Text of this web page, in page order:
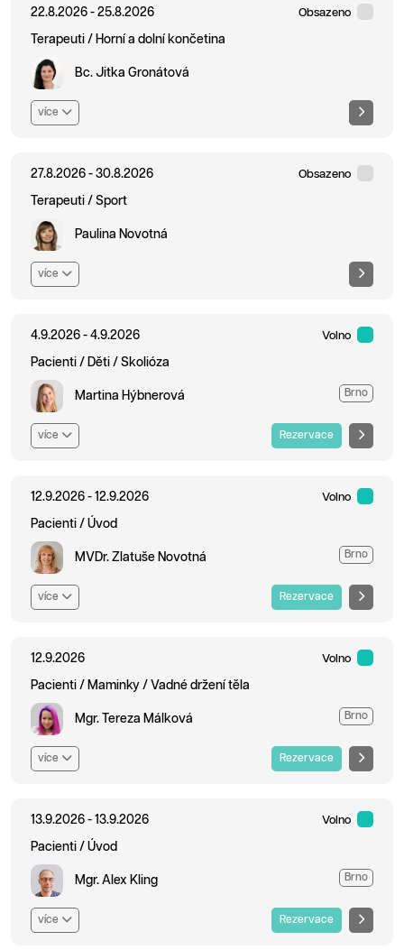
22.8.2026 - 25.8.2026 Obsazeno
Terapeuti / Horní a dolní končetina
Bc. Jitka Gronátová
více
27.8.2026 - 30.8.2026 Obsazeno
Terapeuti / Sport
Paulina Novotná
více
4.9.2026 - 4.9.2026 Volno
Pacienti / Děti / Skolióza
Martina Hýbnerová Brno
více Rezervace
12.9.2026 - 12.9.2026 Volno
Pacienti / Úvod
MVDr. Zlatuše Novotná Brno
více Rezervace
12.9.2026 Volno
Pacienti / Maminky / Vadné držení těla
Mgr. Tereza Málková Brno
více Rezervace
13.9.2026 - 13.9.2026 Volno
Pacienti / Úvod
Mgr. Alex Kling Brno
více Rezervace